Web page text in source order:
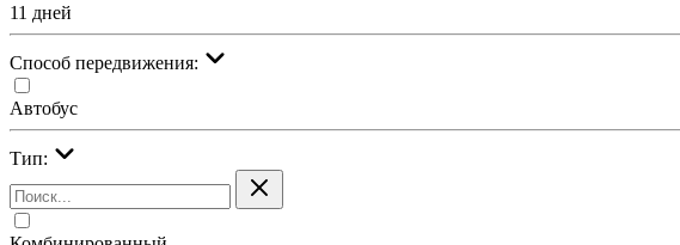
11 дней
Cпособ передвижения:
Автобус
Тип: